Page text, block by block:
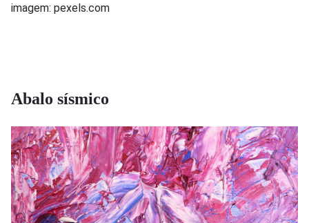
imagem: pexels.com
Abalo sísmico